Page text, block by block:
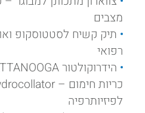
מצבים
תיק קשיח לסטטוסקופ
רפואי
לפיזיותרפיה